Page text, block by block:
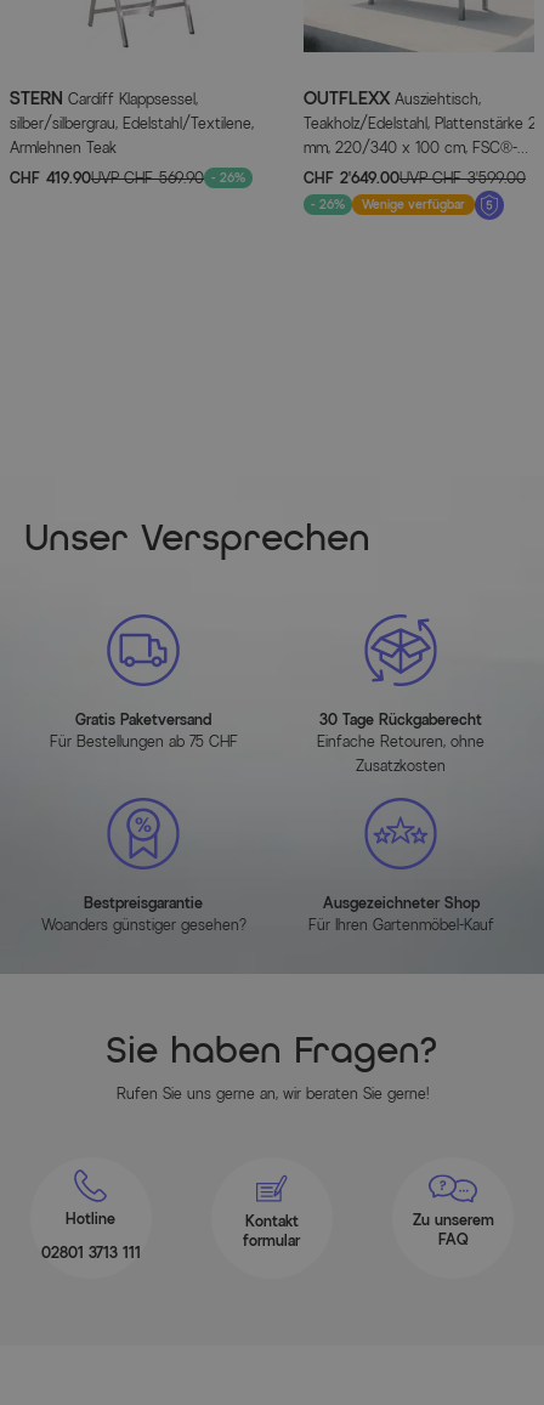
STERN Cardiff Klappsessel,
silber/silbergrau, Edelstahl/Textilene,
Armlehnen Teak
CHF 419.90UVPCHF 569.90 - 26%
OUTFLEXX Ausziehtisch,
Teakholz/Edelstahl, Plattenstärke 25
mm, 220/340 x 100 cm, FSC®-
zertifiziertes Produkt
CHF 2’649.00UVPCHF 3’599.00
- 26% Wenige verfügbar
Unser Versprechen
Gratis Paketversand
Für Bestellungen ab 75 CHF
30 Tage Rückgaberecht
Einfache Retouren, ohne
Zusatzkosten
Bestpreisgarantie
Woanders günstiger gesehen?
Ausgezeichneter Shop
Für Ihren Gartenmöbel-Kauf
Sie haben Fragen?
Rufen Sie uns gerne an, wir beraten Sie gerne!
Hotline
02801 3713 111
Kontakt
formular
Zu unserem
FAQ